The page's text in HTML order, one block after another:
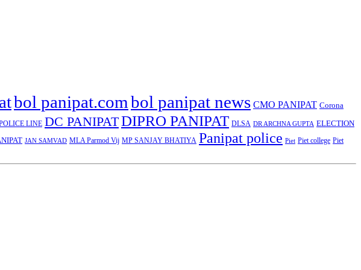
bol panipat.combol panipat news CMO PANIPAT Corona
LINE DC PANIPATDIPRO PANIPAT DLSA DR ARCHNA GUPTA ELECTION
JAN SAMVAD MLA Parmod Vij MP SANJAY BHATIYA Panipat police Piet Piet college Piet